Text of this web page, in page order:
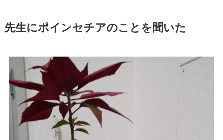
先生にポインセチアのことを聞いた